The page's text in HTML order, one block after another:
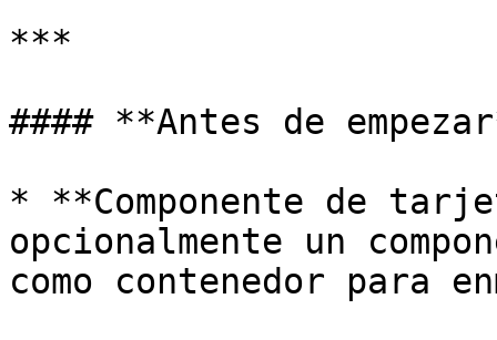
***
#### **Antes de
* **Componente de
opcionalmente un
como contenedor para